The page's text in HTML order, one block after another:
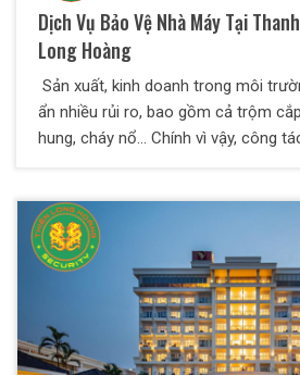
Dịch Vụ Bảo Vệ Nhà Máy Tại
Long Hoàng
Sản xuất, kinh doanh trong môi
ẩn nhiều rủi ro, bao gồm cả trộm
hung, cháy nổ… Chính vì vậy, công
được bảo vệ không chỉ có nhân
móc mà còn là hàng hóa, cơ hội tài
như sở hữu trí tuệ.